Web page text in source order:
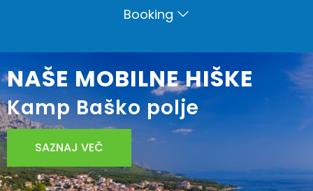
Booking
NAŠE MOBILNE HIŠKE
Kamp Baško polje
SAZNAJ VEČ